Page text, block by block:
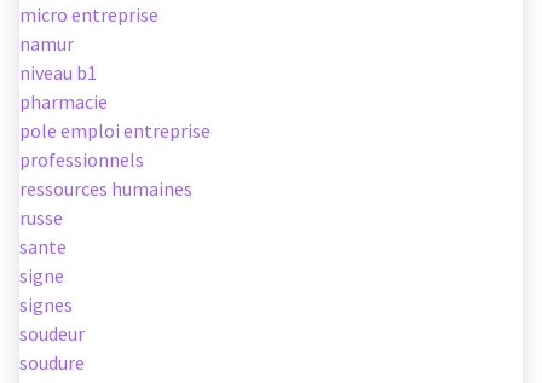
micro entreprise
namur
niveau b1
pharmacie
pole emploi entreprise
professionnels
ressources humaines
russe
sante
signe
signes
soudeur
soudure